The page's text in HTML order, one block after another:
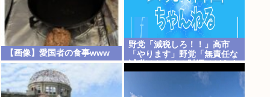
【画像】愛国者の食事www
野党「減税しろ！！」高市
「やります」野党「無責任な
減税はやめろ！財源はどうす
る 」